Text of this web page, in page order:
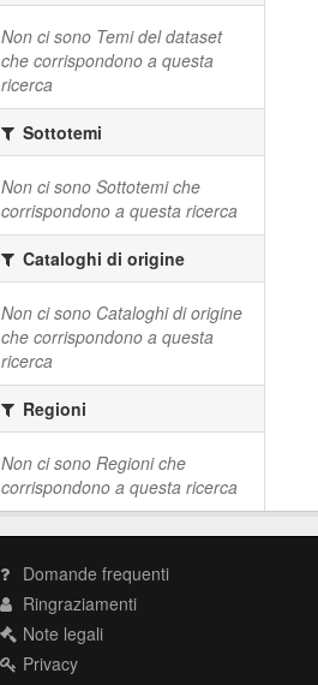
Non ci sono Temi del dataset
che corrispondono a questa
ricerca
Sottotemi
Non ci sono Sottotemi che
corrispondono a questa ricerca
Cataloghi di origine
Non ci sono Cataloghi di origine
che corrispondono a questa
ricerca
Regioni
Non ci sono Regioni che
corrispondono a questa ricerca
Domande frequenti
Ringraziamenti
Note legali
Privacy